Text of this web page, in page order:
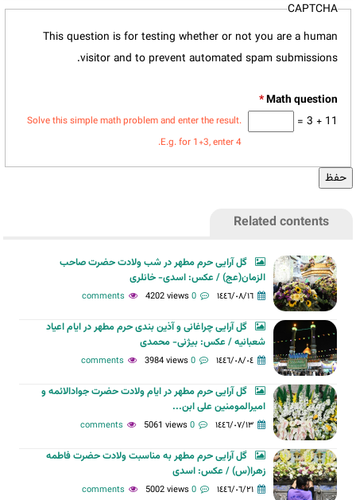
CAPTCHA
This question is for testing whether or not you are a human
visitor and to prevent automated spam submissions.
*
11 + 3 =
Solve this simple math problem and enter the result.
E.g. for 1+3, enter 4.
Related contents
گل آرایی حرم مطهر در شب ولادت حضرت صاحب
الزمان(عج) / عکس: اسدی- خانلری
١٤٤٦/٠٨/١٦ 0 comments
4202 views
گل آرایی چراغانی و آذین بندی حرم مطهر در ایام اعیاد
شعبانیه / عکس: بیژنی- محمدی
١٤٤٦/٠٨/٠٤ 0 comments
3984 views
گل آرایی حرم مطهر در ایام ولادت حضرت جوادالائمه و
امیرالمومنین علی ابن...
١٤٤٦/٠٧/١٣ 0 comments
5061 views
گل آرایی حرم مطهر به مناسبت ولادت حضرت فاطمه
زهرا(س) / عکس: اسدی
١٤٤٦/٠٦/٢١ 0 comments
5002 views